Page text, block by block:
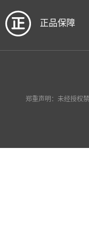
正品保障
郑重声明：未经授权